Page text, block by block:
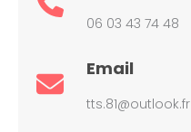
06 03 43 74 48
Email
tts.81@outlook.fr